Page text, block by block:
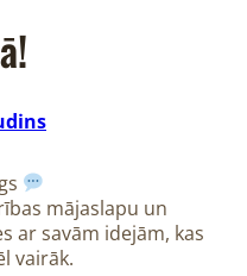
mājaslapu un
ar savām idejām, kas
vairāk.